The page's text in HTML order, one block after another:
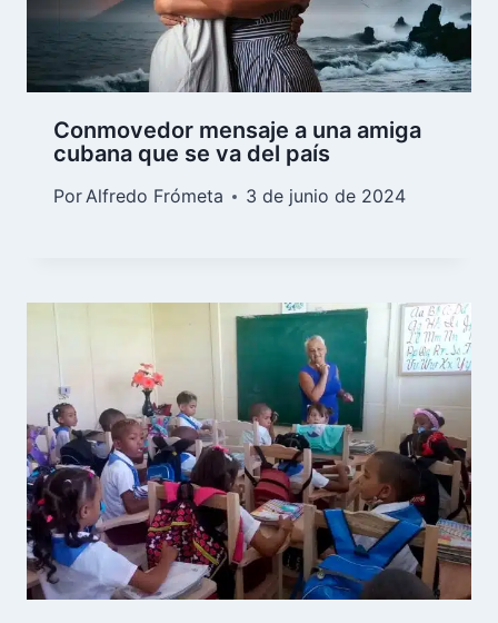
Conmovedor mensaje a una amiga
cubana que se va del país
PorAlfredo Frómeta 3 de junio de 2024